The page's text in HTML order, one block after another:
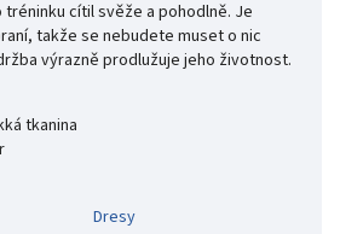
cítil svěže a pohodlně. Je
takže se nebudete muset o nic
výrazně prodlužuje jeho životnost.
tkanina
Dresy